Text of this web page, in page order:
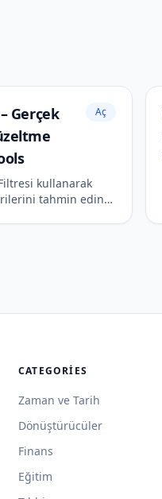
Gerçek
Aç
kullanarak
tahmin edin
CATEGORIES
Zaman ve Tarih
Dönüştürücüler
Finans
Eğitim